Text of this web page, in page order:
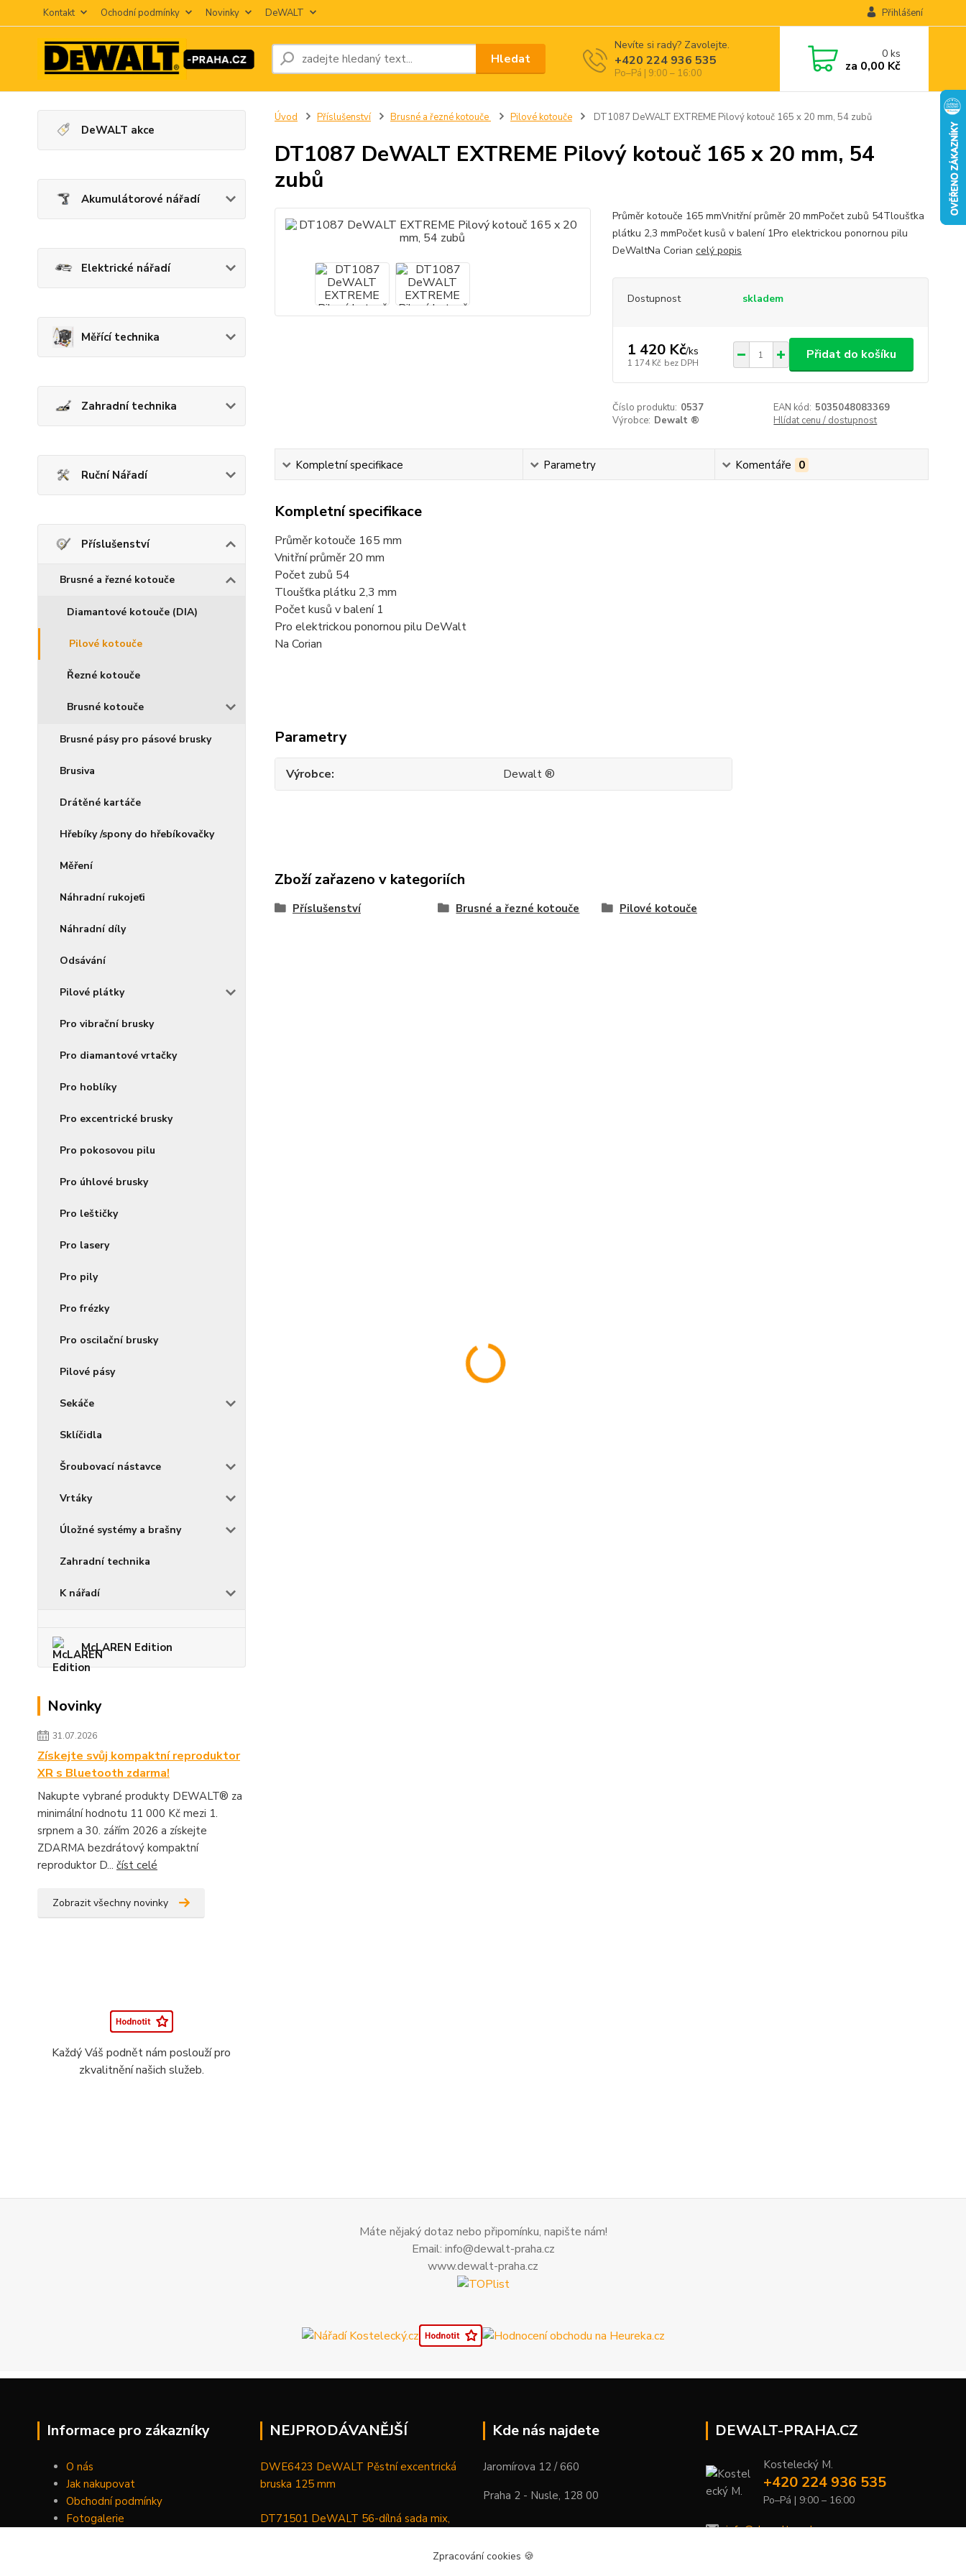
Kontakt Ochodní podmínky Novinky DeWALT Přihlášení
Hledat
Nevíte si rady? Zavolejte.
+420 224 936 535
Po–Pá | 9:00 – 16:00
0ks
za 0,00 Kč
DeWALT akce
Akumulátorové nářadí
Elektrické nářadí
Měřící technika
Zahradní technika
Ruční Nářadí
Příslušenství
Brusné a řezné kotouče
Diamantové kotouče (DIA)
Pilové kotouče
Řezné kotouče
Brusné kotouče
Brusné pásy pro pásové brusky
Brusiva
Drátěné kartáče
Hřebíky /spony do hřebíkovačky
Měření
Náhradní rukojeťi
Náhradní díly
Odsávání
Pilové plátky
Pro vibrační brusky
Pro diamantové vrtačky
Pro hoblíky
Pro excentrické brusky
Pro pokosovou pilu
Pro úhlové brusky
Pro leštičky
Pro lasery
Pro pily
Pro frézky
Pro oscilační brusky
Pilové pásy
Sekáče
Sklíčidla
Šroubovací nástavce
Vrtáky
Úložné systémy a brašny
Zahradní technika
K nářadí
McLAREN Edition
Novinky
31.07.2026
Získejte svůj kompaktní reproduktor
XR s Bluetooth zdarma!
Nakupte vybrané produkty DEWALT® za
minimální hodnotu 11 000 Kč mezi 1.
srpnem a 30. zářím 2026 a získejte
ZDARMA bezdrátový kompaktní
reproduktor D... číst celé
Zobrazit všechny novinky
Každý Váš podnět nám poslouží pro
zkvalitnění našich služeb.
Úvod Příslušenství Brusné a řezné kotouče Pilové kotouče DT1087 DeWALT EXTREME Pilový kotouč 165 x 20 mm, 54 zubů
DT1087 DeWALT EXTREME Pilový kotouč 165 x 20 mm, 54
zubů
Průměr kotouče 165 mmVnitřní průměr 20 mmPočet zubů 54Tloušťka
plátku 2,3 mmPočet kusů v balení 1Pro elektrickou ponornou pilu
DeWaltNa Corian celý popis
Dostupnost skladem
1 420 Kč/ks
1 174 Kč bez DPH
Přidat do košíku
Číslo produktu: 0537 EAN kód: 5035048083369
Výrobce: Dewalt ® Hlídat cenu / dostupnost
Kompletní specifikace Parametry Komentáře 0
Kompletní specifikace
Průměr kotouče 165 mm
Vnitřní průměr 20 mm
Počet zubů 54
Tloušťka plátku 2,3 mm
Počet kusů v balení 1
Pro elektrickou ponornou pilu DeWalt
Na Corian
Parametry
Výrobce Dewalt ®
Zboží zařazeno v kategoriích
Příslušenství Brusné a řezné kotouče Pilové kotouče
Máte nějaký dotaz nebo připomínku, napište nám!
Email: info@dewalt-praha.cz
www.dewalt-praha.cz
Informace pro zákazníky
O nás
Jak nakupovat
Obchodní podmínky
Fotogalerie
NEJPRODÁVANĚJŠÍ
DWE6423 DeWALT Pěstní excentrická
bruska 125 mm
DT71501 DeWALT 56-dílná sada mix,
Kde nás najdete
Jaromírova 12 / 660
Praha 2 - Nusle, 128 00
DEWALT-PRAHA.CZ
Kostelecký M.
+420 224 936 535
Po–Pá | 9:00 – 16:00
info@dewalt-praha.cz
Zpracování cookies 🍪